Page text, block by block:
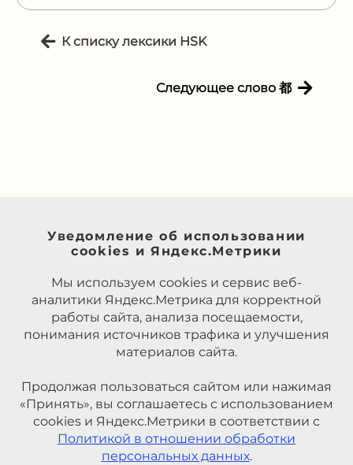
К списку лексики HSK
Следующее слово 都
Уведомление об использовании
cookies и Яндекс.Метрики
Мы используем cookies и сервис веб-
аналитики Яндекс.Метрика для корректной
работы сайта, анализа посещаемости,
понимания источников трафика и улучшения
материалов сайта.
Продолжая пользоваться сайтом или нажимая
«Принять», вы соглашаетесь с использованием
cookies и Яндекс.Метрики в соответствии с
Политикой в отношении обработки
персональных данных.